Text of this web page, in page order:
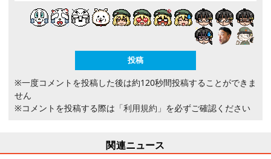
※一度コメントを投稿した後は約120秒間投稿することができま
せん
※コメントを投稿する際は 「利用規約」 を必ずご確認ください
関連ニュース